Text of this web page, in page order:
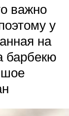
важно
у
на
барбекю